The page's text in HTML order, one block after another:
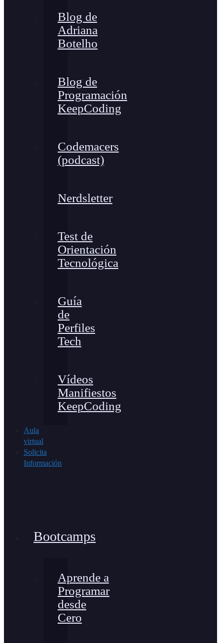
Blog de
Adriana
Botelho
Blog de
Programación
KeepCoding
Codemacers
(podcast)
Nerdsletter
Test de
Orientación
Tecnológica
Guía
de
Perfiles
Tech
Vídeos
Manifiestos
KeepCoding
Aula
virtual
Solicita
Información
Bootcamps
Aprende a
Programar
desde
Cero